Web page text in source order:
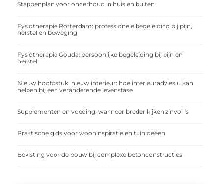
Stappenplan voor onderhoud in huis en buiten
Fysiotherapie Rotterdam: professionele begeleiding bij pijn,
herstel en beweging
Fysiotherapie Gouda: persoonlijke begeleiding bij pijn en
herstel
Nieuw hoofdstuk, nieuw interieur: hoe interieuradvies u kan
helpen bij een veranderende levensfase
Supplementen en voeding: wanneer breder kijken zinvol is
Praktische gids voor wooninspiratie en tuinideeën
Bekisting voor de bouw bij complexe betonconstructies